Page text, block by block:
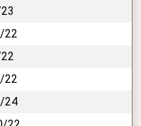
22
22
24